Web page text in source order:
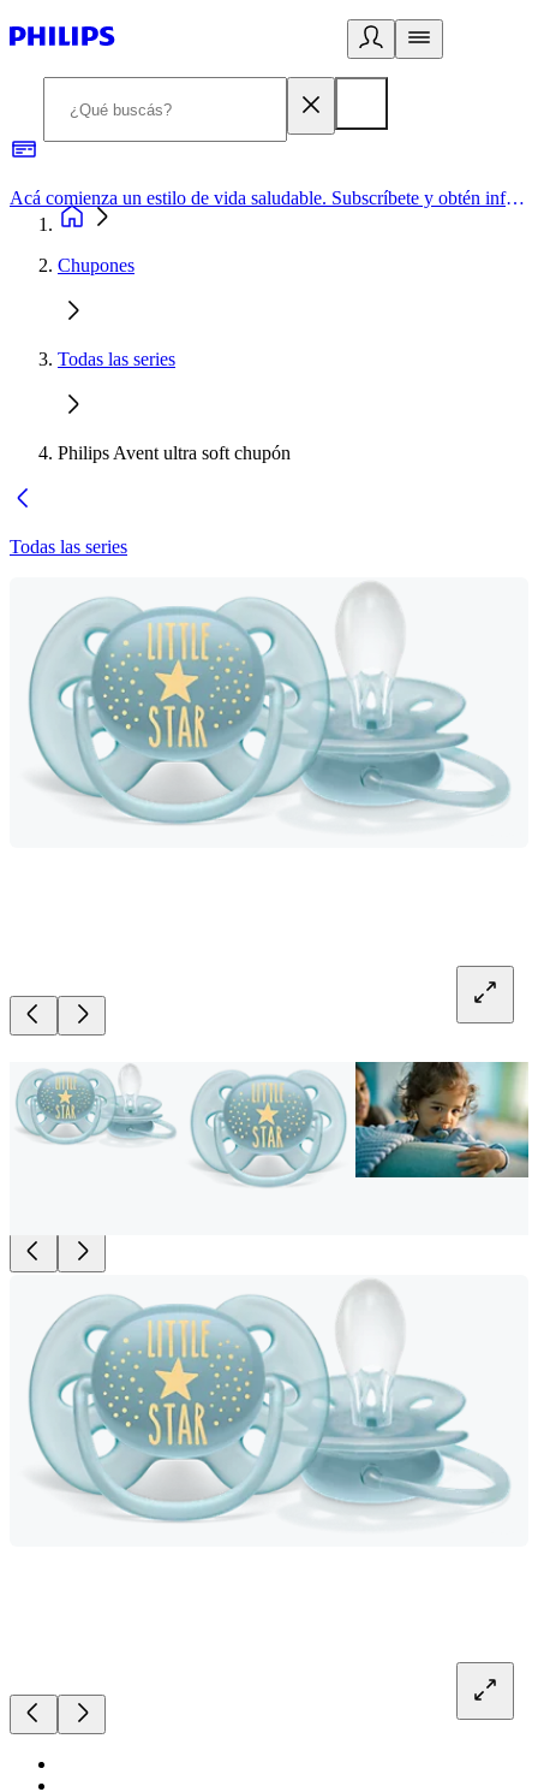
Acá comienza un estilo de vida saludable. Subscríbete y obtén información de primera mano
Chupones
Todas las series
Philips Avent ultra soft chupón
Todas las series